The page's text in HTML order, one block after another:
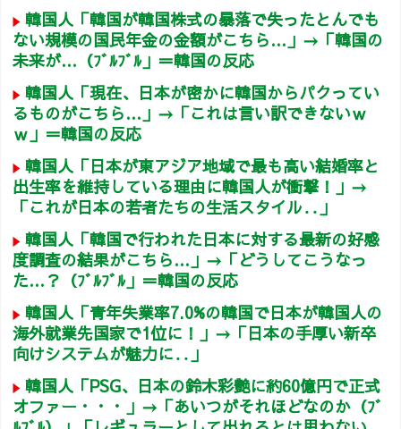
韓国人「韓国が韓国株式の暴落で失ったとんでも
ない規模の国民年金の金額がこちら…」→「韓国の
未来が…（ﾌﾞﾙﾌﾞﾙ」＝韓国の反応
韓国人「現在、日本が密かに韓国からパクってい
るものがこちら…」→「これは言い訳できないｗ
ｗ」＝韓国の反応
韓国人「日本が東アジア地域で最も高い結婚率と
出生率を維持している理由に韓国人が衝撃！」→
「これが日本の若者たちの生活スタイル‥」
韓国人「韓国で行われた日本に対する最新の好感
度調査の結果がこちら…」→「どうしてこうなっ
た…？（ﾌﾞﾙﾌﾞﾙ」＝韓国の反応
韓国人「青年失業率7.0%の韓国で日本が韓国人の
海外就業先国家で1位に！」→「日本の手厚い新卒
向けシステムが魅力に‥」
韓国人「PSG、日本の鈴木彩艶に約60億円で正式
オファー・・・」→「あいつがそれほどなのか（ﾌﾞ